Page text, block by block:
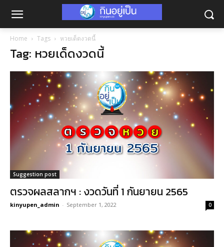
Home Tags หวยเด็ดงวดนี้
Tag: หวยเด็ดงวดนี้
Suggestion post
ตรวจผลสลากฯ : งวดวันที่ 1 กันยายน 2565
kinyupen_admin - September 1, 2022 0